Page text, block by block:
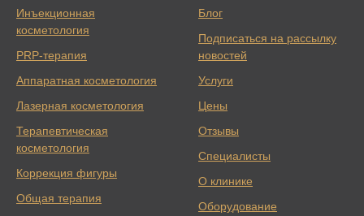
Инъекционная
косметология
PRP-терапия
Аппаратная косметология
Лазерная косметология
Терапевтическая
косметология
Коррекция фигуры
Общая терапия
Блог
Подписаться на рассылку
новостей
Услуги
Цены
Отзывы
Специалисты
О клинике
Оборудование